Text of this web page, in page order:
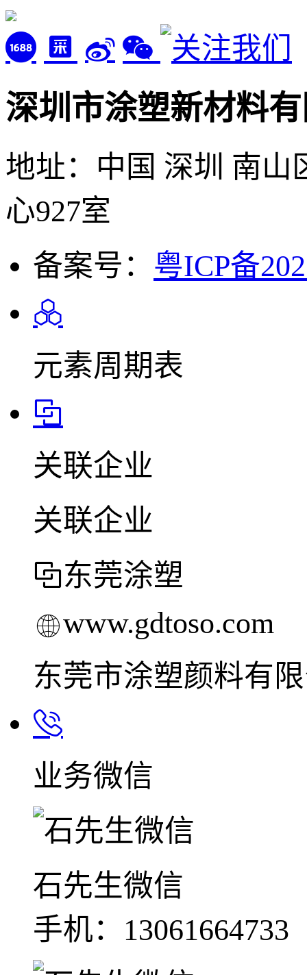
深圳市涂塑新材料
地址：中国 深圳 南山
心927室
备案号： 粤ICP备
元素周期表
关联企业
关联企业
东莞涂塑
www.gdtoso.com
东莞市涂塑颜料有
业务微信
石先生微信
手机：13061664733